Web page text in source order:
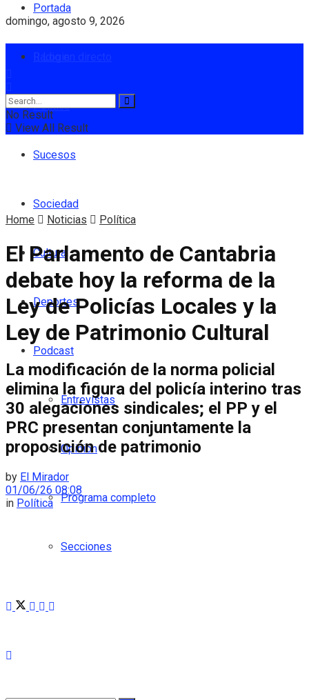
domingo, agosto 9, 2026
Portada
Política
Sucesos
Sociedad
Cultura
Deportes
Podcast
Entrevistas
Opinión
Programa completo
Secciones
No Result
View All Result
Home Noticias Política
El Parlamento de Cantabria
debate hoy la reforma de la
Ley de Policías Locales y la
Ley de Patrimonio Cultural
La modificación de la norma policial
elimina la figura del policía interino tras
30 alegaciones sindicales; el PP y el
PRC presentan conjuntamente la
proposición de patrimonio
by El Mirador
01/06/26 08:08
in Política